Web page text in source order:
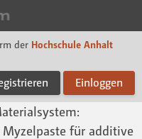
der Hochschule Anhalt
Einloggen